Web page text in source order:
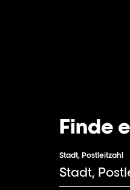
Finde
Stadt, Postleitzahl